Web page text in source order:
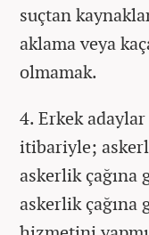
suçtan
aklama veya
olmamak.
4. Erkek
itibariyle;
askerlik çağına
askerlik çağına